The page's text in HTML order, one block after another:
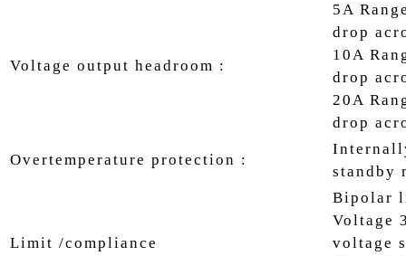
Voltage output headroom :
5A
drop
10A
drop
20A
drop
Overtemperature protection :
standby
Limit /compliance
Bipolar
Voltage
voltage